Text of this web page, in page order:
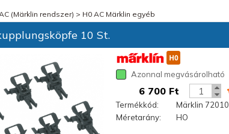
(Märklin rendszer) > H0 AC Märklin egyéb
10 St.
Azonnal megvásárolható
6 700 Ft
Termékkód:
Märklin 72010
Méretarány:
HO